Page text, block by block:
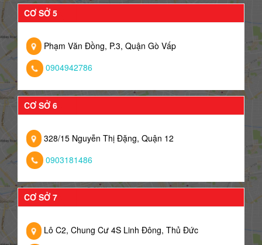
CƠ SỞ 5
Phạm Văn Đồng, P.3, Quận Gò Vấp
0904942786
CƠ SỞ 6
328/15 Nguyễn Thị Đặng, Quận 12
0903181486
CƠ SỞ 7
Lô C2, Chung Cư 4S Linh Đông, Thủ Đức